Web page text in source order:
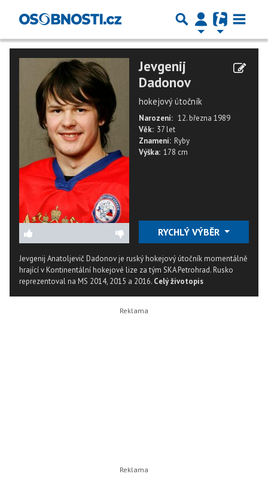
Jevgenij
Dadonov
hokejový útočník
Narození: 12. března 1989
Věk: 37 let
Znamení: Ryby
Výška: 178 cm
RYCHLÝ VÝBĚR
Jevgenij Anatoljevič Dadonov je ruský hokejový útočník momentálně
hrající v Kontinentální hokejové lize za tým SKA Petrohrad. Rusko
reprezentoval na MS 2014, 2015 a 2016. Celý životopis